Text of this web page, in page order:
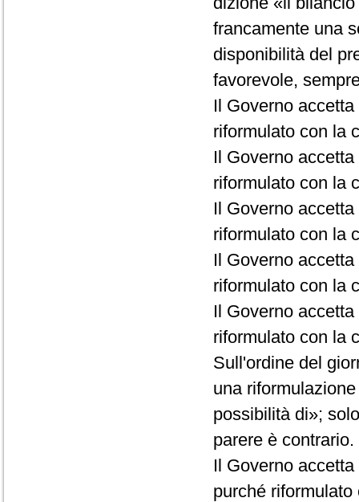
francamente una
disponibilità del
favorevole,
Il Governo
riformulato con la
Il Governo
riformulato con la
Il Governo
riformulato con la
Il Governo
riformulato con la
Il Governo
riformulato con la
Sull'ordine del
una
possibilità di»;
parere è contrario.
Il Governo
purché